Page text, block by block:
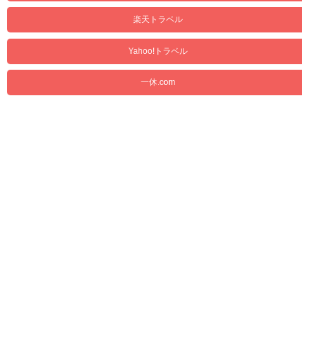
楽天トラベル
Yahoo!トラベル
一休.com